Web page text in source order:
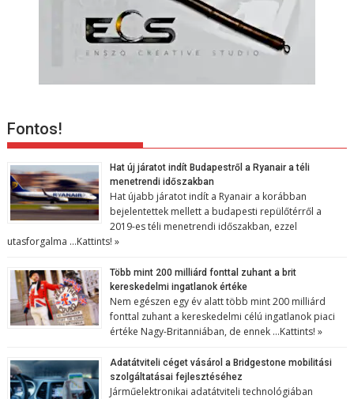
Fontos!
Hat új járatot indít Budapestről a Ryanair a téli
menetrendi időszakban
Hat újabb járatot indít a Ryanair a korábban
bejelentettek mellett a budapesti repülőtérről a
2019-es téli menetrendi időszakban, ezzel
utasforgalma …Kattints! »
Több mint 200 milliárd fonttal zuhant a brit
kereskedelmi ingatlanok értéke
Nem egészen egy év alatt több mint 200 milliárd
fonttal zuhant a kereskedelmi célú ingatlanok piaci
értéke Nagy-Britanniában, de ennek …Kattints! »
Adatátviteli céget vásárol a Bridgestone mobilitási
szolgáltatásai fejlesztéséhez
Járműelektronikai adatátviteli technológiában